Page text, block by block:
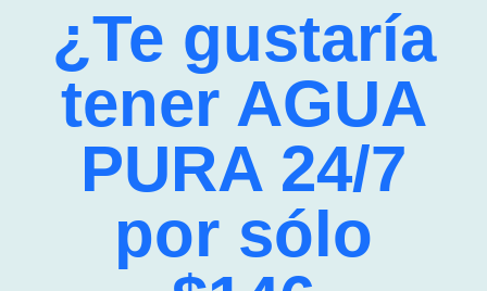
¿Te gustaría
tener AGUA
PURA 24/7
por sólo